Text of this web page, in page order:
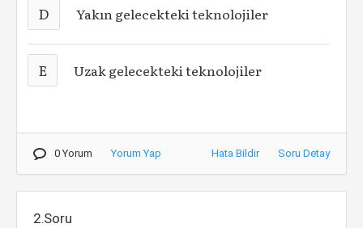
D Yakın gelecekteki teknolojiler
E Uzak gelecekteki teknolojiler
0 Yorum Yorum Yap Hata Bildir Soru Detay
2.Soru